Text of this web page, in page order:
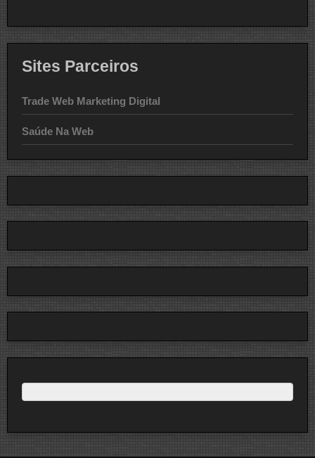
Sites Parceiros
Trade Web Marketing Digital
Saúde Na Web